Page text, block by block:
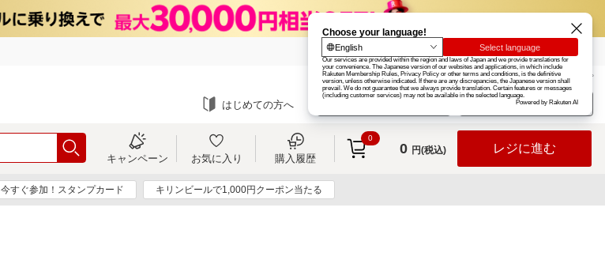
楽天グループ カード
お知らせ ヘルプ
はじめての方へ ログイン
キャンペーン お気に入り 購入履歴
0
0 円(税込) レジに進む
今すぐ参加！スタンプカード キリンビールで1,000円クーポン当たる